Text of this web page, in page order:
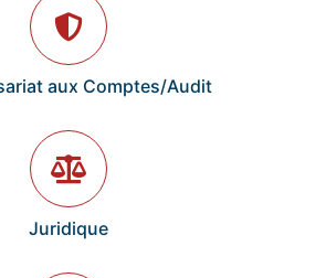
aux Comptes/Audit
Juridique